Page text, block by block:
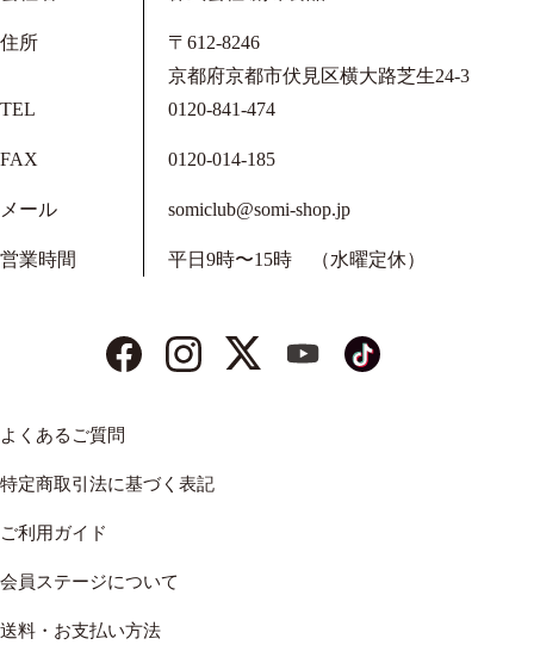
住所
〒612-8246
京都府京都市伏見区横大路芝生24-3
TEL
0120-841-474
FAX 0120-014-185
メール somiclub@somi-shop.jp
営業時間 平日9時〜15時 （水曜定休）
よくあるご質問
特定商取引法に基づく表記
ご利用ガイド
会員ステージについて
送料・お支払い方法